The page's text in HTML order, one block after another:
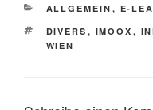
KATEGORIEN
ALLGEMEIN , E-
SCHLAGWÖRTER
DIVERS , IMOOX ,
WIEN